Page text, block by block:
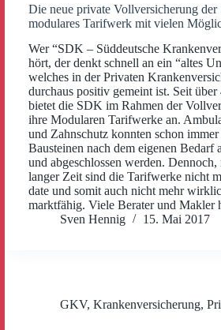
Die neue private Vollversicherung
modulares Tarifwerk mit vielen
Wer “SDK – Süddeutsche
hört, der denkt schnell an ein “altes
welches in der Privaten
durchaus positiv gemeint ist. Seit über
bietet die SDK im Rahmen der
ihre Modularen Tarifwerke an.
und Zahnschutz konnten schon
Bausteinen nach dem eigenen Bedarf
und abgeschlossen werden. Dennoch,
langer Zeit sind die Tarifwerke nicht
date und somit auch nicht mehr
marktfähig. Viele Berater und Makler
Sven Hennig
15. Mai 2017
GKV, Krankenversicherung,